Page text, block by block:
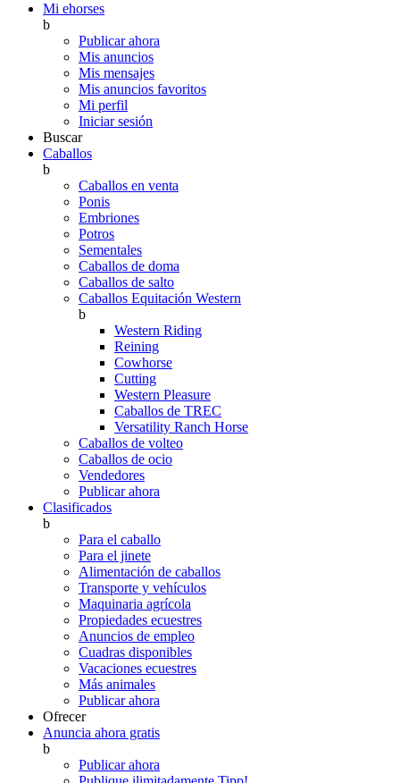
Mi ehorses
b
Publicar ahora
Mis anuncios
Mis mensajes
Mis anuncios favoritos
Mi perfil
Iniciar sesión
Buscar
Caballos
b
Caballos en venta
Ponis
Embriones
Potros
Sementales
Caballos de doma
Caballos de salto
Caballos Equitación Western
b
Western Riding
Reining
Cowhorse
Cutting
Western Pleasure
Caballos de TREC
Versatility Ranch Horse
Caballos de volteo
Caballos de ocio
Vendedores
Publicar ahora
Clasificados
b
Para el caballo
Para el jinete
Alimentación de caballos
Transporte y vehículos
Maquinaria agrícola
Propiedades ecuestres
Anuncios de empleo
Cuadras disponibles
Vacaciones ecuestres
Más animales
Publicar ahora
Ofrecer
Anuncia ahora gratis
b
Publicar ahora